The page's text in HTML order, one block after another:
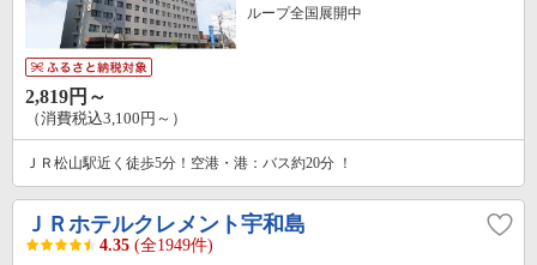
ループ全国展開中
2,819円～
（消費税込3,100円～）
ＪＲ松山駅近く徒歩5分！空港・港：バス約20分 ！
ＪＲホテルクレメント宇和島
4.35 (全1949件)